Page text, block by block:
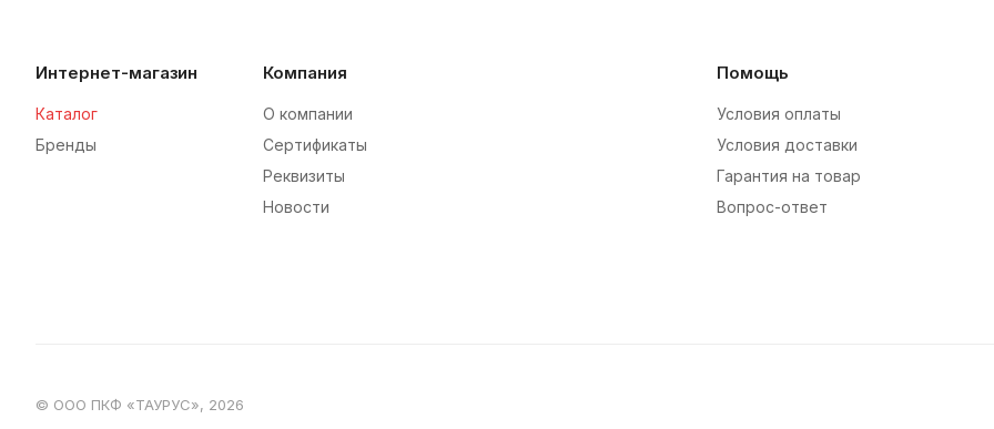
Интернет-магазин
Каталог
Бренды
Компания
О компании
Сертификаты
Реквизиты
Новости
Помощь
Условия оплаты
Условия доставки
Гарантия на товар
Вопрос-ответ
© ООО ПКФ «ТАУРУС», 2026